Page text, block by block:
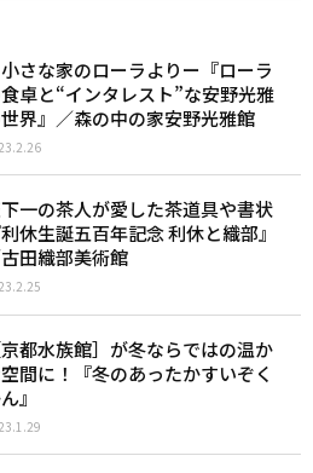
さな家のローラよりー『ローラ
卓と“インタレスト”な安野光雅
界』／森の中の家安野光雅館
一の茶人が愛した茶道具や書状
利休生誕五百年記念 利休と織部』
田織部美術館
京都水族館］が冬ならではの温か
間に！『冬のあったかすいぞく
』